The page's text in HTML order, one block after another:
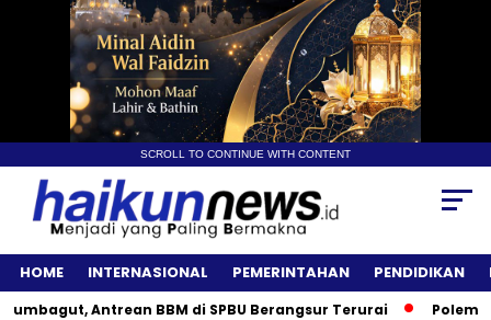
SCROLL TO CONTINUE WITH CONTENT
HOME INTERNASIONAL PEMERINTAHAN PENDIDIKAN
Antrean BBM di SPBU Berangsur Terurai Polemik